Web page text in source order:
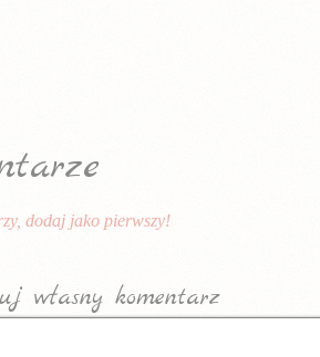
dodaj jako pierwszy!
własny komentarz